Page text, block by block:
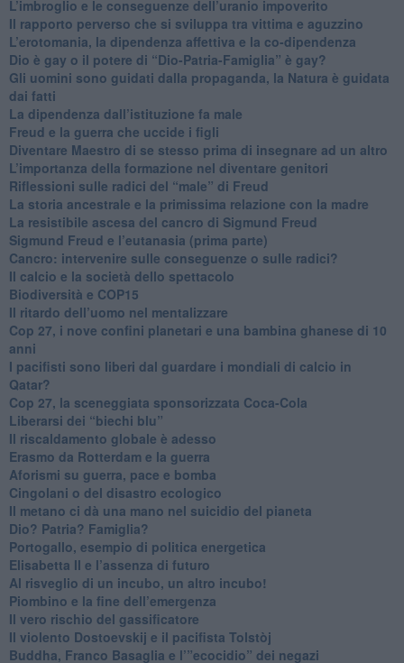
​L’imbroglio e le conseguenze dell’uranio impoverito
​Il rapporto perverso che si sviluppa tra vittima e aguzzino
L’erotomania, la dipendenza affettiva e la co-dipendenza
​Dio è gay o il potere di “Dio-Patria-Famiglia” è gay?
​Gli uomini sono guidati dalla propaganda, la Natura è guidata
dai fatti
La dipendenza dall’istituzione fa male
​Freud e la guerra che uccide i figli
​Diventare Maestro di se stesso prima di insegnare ad un altro
L’importanza della formazione nel diventare genitori
Riflessioni sulle radici del “male” di Freud
​La storia ancestrale e la primissima relazione con la madre
​La resistibile ascesa del cancro di Sigmund Freud
Sigmund Freud e l’eutanasia (prima parte)
Cancro: intervenire sulle conseguenze o sulle radici?
​Il calcio e la società dello spettacolo
Biodiversità e COP15
​Il ritardo dell’uomo nel mentalizzare
​Cop 27, i nove confini planetari e una bambina ghanese di 10
anni
​I pacifisti sono liberi dal guardare i mondiali di calcio in
Qatar?
​Cop 27, la sceneggiata sponsorizzata Coca-Cola
​Liberarsi dei “biechi blu”
Il riscaldamento globale è adesso
​Erasmo da Rotterdam e la guerra
​Aforismi su guerra, pace e bomba
Cingolani o del disastro ecologico
​Il metano ci dà una mano nel suicidio del pianeta
​Dio? Patria? Famiglia?
Portogallo, esempio di politica energetica
​Elisabetta II e l’assenza di futuro
Al risveglio di un incubo, un altro incubo!
​Piombino e la fine dell’emergenza
​Il vero rischio del gassificatore
​Il violento Dostoevskij e il pacifista Tolstòj
​Buddha, Franco Basaglia e l’”ecocidio” dei negazi